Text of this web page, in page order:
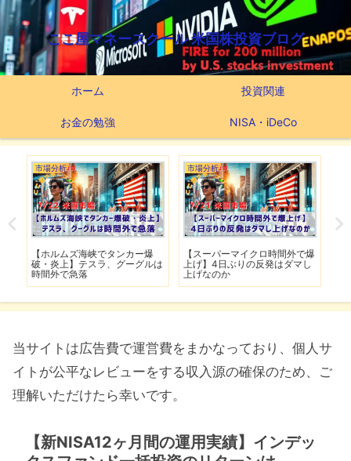
ここ屋マネースクール 米国株投資ブログ
ホーム 投資関連
お金の勉強 NISA・iDeCo
市場分析
【ホルムズ海峡でタンカー爆
破・炎上】テスラ、グーグルは
時間外で急落
市場分析
【スーパーマイクロ時間外で爆
上げ】4日ぶりの反発はダマし
上げなのか
当サイトは広告費で運営費をまかなっており、個人サ
イトが公平なレビューをする収入源の確保のため、ご
理解いただけたら幸いです。
【新NISA12ヶ月間の運用実績】インデッ